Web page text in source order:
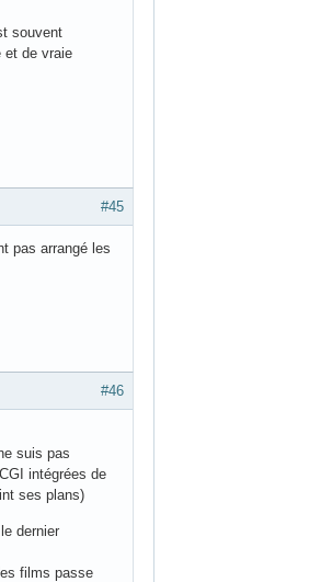
souvent
et de vraie
#45
pas arrangé les
#46
suis pas
intégrées de
ses plans)
dernier
films passe